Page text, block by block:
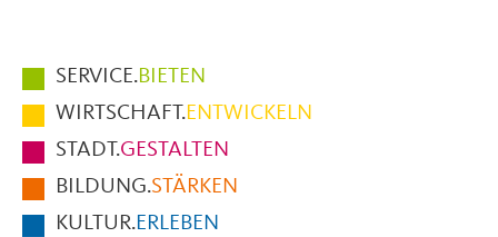
Hauptmenüpunkte
im
Fußbereich
der
Seite
SERVICE.BIETEN
WIRTSCHAFT.ENTWICKELN
STADT.GESTALTEN
BILDUNG.STÄRKEN
KULTUR.ERLEBEN